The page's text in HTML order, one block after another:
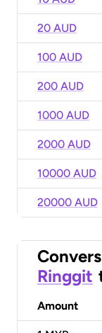
20 AUD
100 AUD
200 AUD
1000 AUD
2000 AUD
10000 AUD
20000 AUD
Ringgit
Amount